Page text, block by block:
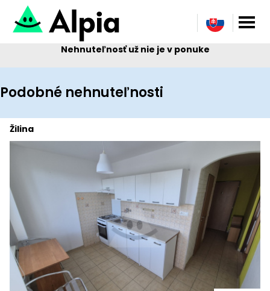
Nehnuteľnosť už nie je v ponuke
Podobné nehnuteľnosti
Žilina